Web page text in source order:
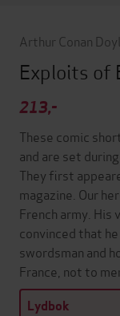
Arthur Conan
Exploits of
213,-
These comic
and are set
They first
magazine. Our
French army. His
convinced that
swordsman and
France, not to
Lydbok